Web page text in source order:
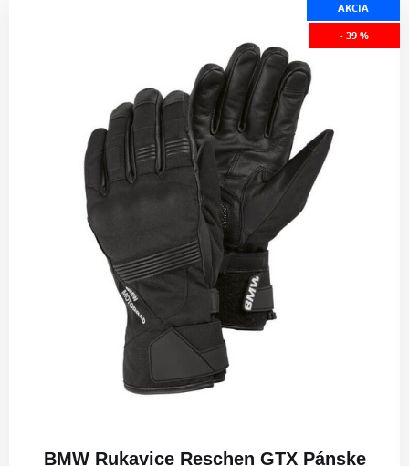
AKCIA
- 39 %
BMW Rukavice Reschen GTX Pánske